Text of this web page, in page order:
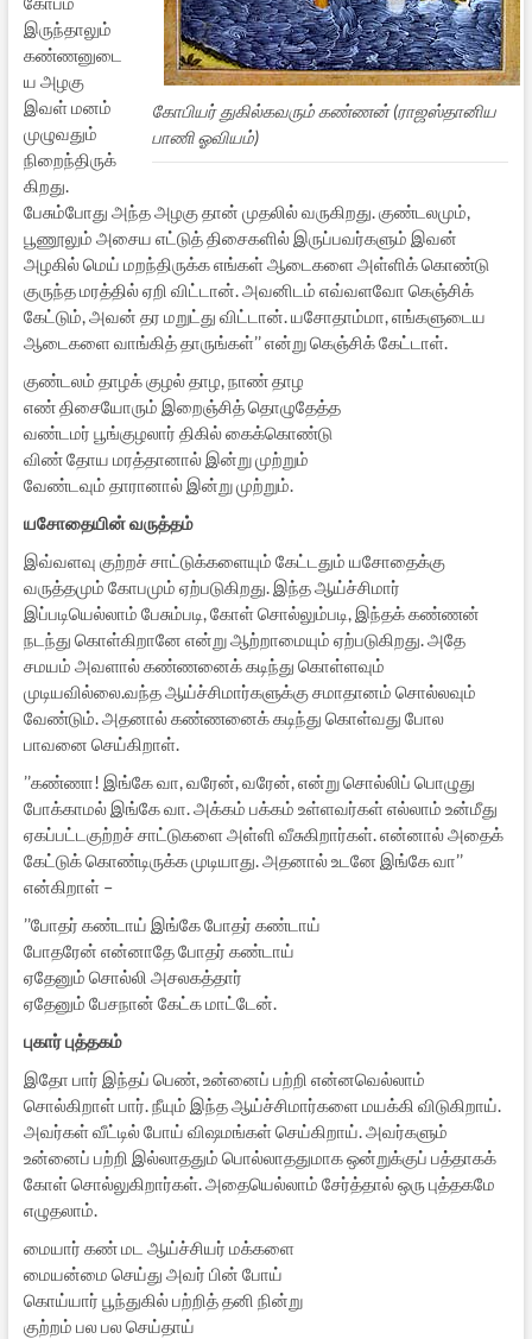
கோபியர் துகில்கவரும் கண்ணன் (ராஜஸ்தானிய
பாணி ஓவியம்)
இருந்தாலும்
கண்ணனுடை
ய அழகு
இவள் மனம்
முழுவதும்
நிறைந்திருக்
கிறது.
பேசும்போது அந்த அழகு தான் முதலில் வருகிறது. குண்டலமும்,
பூணூலும் அசைய எட்டுத் திசைகளில் இருப்பவர்களும் இவன்
அழகில் மெய் மறந்திருக்க எங்கள் ஆடைகளை அள்ளிக் கொண்டு
குருந்த மரத்தில் ஏறி விட்டான். அவனிடம் எவ்வளவோ கெஞ்சிக்
கேட்டும், அவன் தர மறுட்து விட்டான். யசோதாம்மா, எங்களுடைய
ஆடைகளை வாங்கித் தாருங்கள்’’ என்று கெஞ்சிக் கேட்டாள்.
குண்டலம் தாழக் குழல் தாழ, நாண் தாழ
எண் திசையோரும் இறைஞ்சித் தொழுதேத்த
வண்டமர் பூங்குழலார் திகில் கைக்கொண்டு
விண் தோய மரத்தானால் இன்று முற்றும்
வேண்டவும் தாரானால் இன்று முற்றும்.
யசோதையின் வருத்தம்
இவ்வளவு குற்றச் சாட்டுக்களையும் கேட்டதும் யசோதைக்கு
வருத்தமும் கோபமும் ஏற்படுகிறது. இந்த ஆய்ச்சிமார்
இப்படியெல்லாம் பேசும்படி, கோள் சொல்லும்படி, இந்தக் கண்ணன்
நடந்து கொள்கிறானே என்று ஆற்றாமையும் ஏற்படுகிறது. அதே
சமயம் அவளால் கண்ணனைக் கடிந்து கொள்ளவும்
முடியவில்லை.வந்த ஆய்ச்சிமார்களுக்கு சமாதானம் சொல்லவும்
வேண்டும். அதனால் கண்ணனைக் கடிந்து கொள்வது போல
பாவனை செய்கிறாள்.
’’கண்ணா! இங்கே வா, வரேன், வரேன், என்று சொல்லிப் பொழுது
போக்காமல் இங்கே வா. அக்கம் பக்கம் உள்ளவர்கள் எல்லாம் உன்மீது
ஏகப்பட்டகுற்றச் சாட்டுகளை அள்ளி வீசுகிறார்கள். என்னால் அதைக்
கேட்டுக் கொண்டிருக்க முடியாது. அதனால் உடனே இங்கே வா’’
என்கிறாள் –
’’போதர் கண்டாய் இங்கே போதர் கண்டாய்
போதரேன் என்னாதே போதர் கண்டாய்
ஏதேனும் சொல்லி அசலகத்தார்
ஏதேனும் பேசநான் கேட்க மாட்டேன்.
புகார் புத்தகம்
இதோ பார் இந்தப் பெண், உன்னைப் பற்றி என்னவெல்லாம்
சொல்கிறாள் பார். நீயும் இந்த ஆய்ச்சிமார்களை மயக்கி விடுகிறாய்.
அவர்கள் வீட்டில் போய் விஷமங்கள் செய்கிறாய். அவர்களும்
உன்னைப் பற்றி இல்லாததும் பொல்லாததுமாக ஒன்றுக்குப் பத்தாகக்
கோள் சொல்லுகிறார்கள். அதையெல்லாம் சேர்த்தால் ஒரு புத்தகமே
எழுதலாம்.
மையார் கண் மட ஆய்ச்சியர் மக்களை
மையன்மை செய்து அவர் பின் போய்
கொய்யார் பூந்துகில் பற்றித் தனி நின்று
குற்றம் பல பல செய்தாய்